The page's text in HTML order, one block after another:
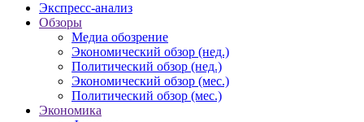
Экспресс-анализ
Обзоры
Медиа обозрение
Экономический обзор (нед.)
Политический обзор (нед.)
Экономический обзор (мес.)
Политический обзор (мес.)
Экономика